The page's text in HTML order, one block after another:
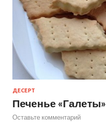
ДЕСЕРТ
Печенье «Галеты»
Оставьте комментарий